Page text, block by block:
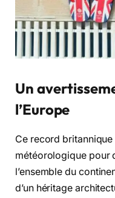
Un
l’Europe
Ce record
météorologique pour
l’ensemble du
d’un héritage